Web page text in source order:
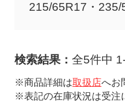
215/65R17・235/
検索結果： 全5件中
※商品詳細は取扱店へお
※表記の在庫状況は受注